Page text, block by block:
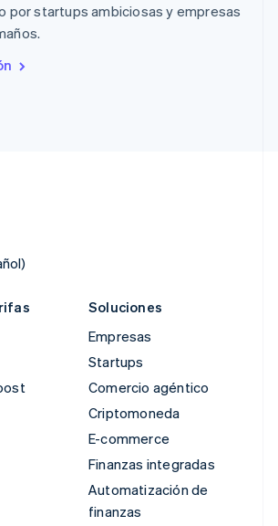
por startups ambiciosas y empresas
Soluciones
Empresas
Startups
Comercio agéntico
Criptomoneda
E-commerce
Finanzas integradas
Automatización de
finanzas